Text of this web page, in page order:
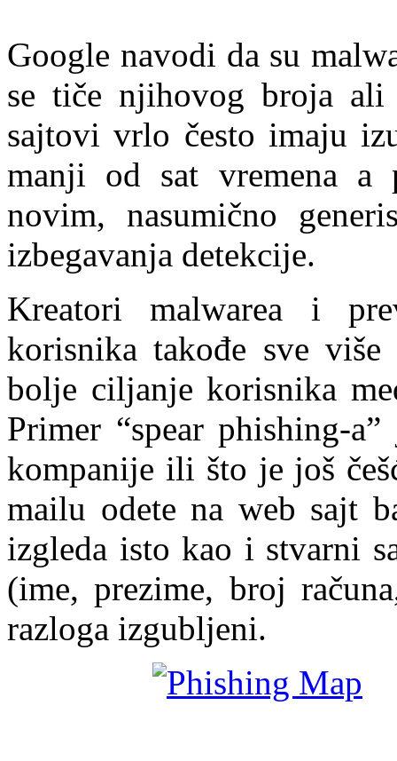
Google navodi da su
se tiče njihovog broja
sajtovi vrlo često imaju
manji od sat vremena a
novim, nasumično
izbegavanja detekcije.
Kreatori malwarea i
korisnika takođe sve
bolje ciljanje korisnika
Primer “spear phishing-
kompanije ili što je još
mailu odete na web sajt
izgleda isto kao i stvarni
(ime, prezime, broj
razloga izgubljeni.